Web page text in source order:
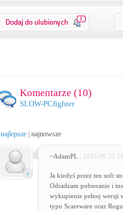
1
Komentarze (10)
SLOW-PCfighter
najlepsze| najnowsze
~AdamPL | 2015.09.22
Ja kiedyś przez ten soft
Odradzam pobieranie i
wykupienie pełnej wersji
typu Scareware oraz